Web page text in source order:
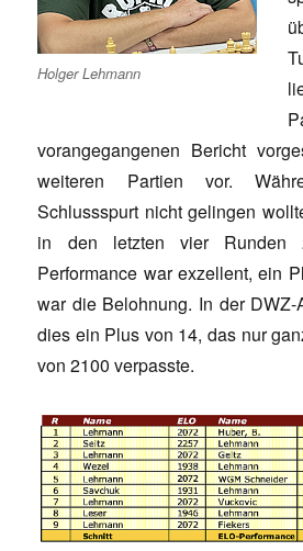
Holger Lehmann
vorangegangenen Bericht
weiteren Partien vor.
Schlussspurt nicht gelingen
in den letzten vier
Performance war exzellent, ein
war die Belohnung. In der DWZ-
dies ein Plus von 14, das nur
von 2100 verpasste.